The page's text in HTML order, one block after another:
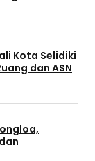
Kota Selidiki
dan ASN